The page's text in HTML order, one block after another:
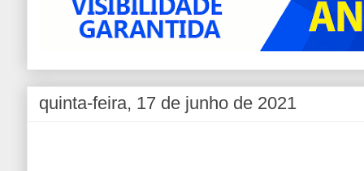
quinta-feira, 17 de junho de 2021